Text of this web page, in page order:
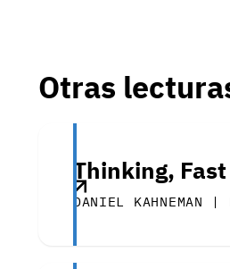
Otras
Thinking,
DANIEL KAHNEMAN |